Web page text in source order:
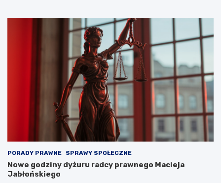
PORADY PRAWNE SPRAWY SPOŁECZNE
Nowe godziny dyżuru radcy prawnego Macieja
Jabłońskiego